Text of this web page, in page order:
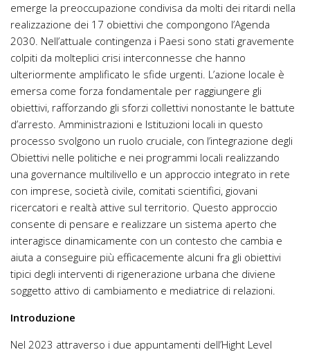
emerge la preoccupazione condivisa da molti dei ritardi nella
realizzazione dei 17 obiettivi che compongono l’Agenda
2030. Nell’attuale contingenza i Paesi sono stati gravemente
colpiti da molteplici crisi interconnesse che hanno
ulteriormente amplificato le sfide urgenti. L’azione locale è
emersa come forza fondamentale per raggiungere gli
obiettivi, rafforzando gli sforzi collettivi nonostante le battute
d’arresto. Amministrazioni e Istituzioni locali in questo
processo svolgono un ruolo cruciale, con l’integrazione degli
Obiettivi nelle politiche e nei programmi locali realizzando
una governance multilivello e un approccio integrato in rete
con imprese, società civile, comitati scientifici, giovani
ricercatori e realtà attive sul territorio. Questo approccio
consente di pensare e realizzare un sistema aperto che
interagisce dinamicamente con un contesto che cambia e
aiuta a conseguire più efficacemente alcuni fra gli obiettivi
tipici degli interventi di rigenerazione urbana che diviene
soggetto attivo di cambiamento e mediatrice di relazioni.
Introduzione
Nel 2023 attraverso i due appuntamenti dell’Hight Level